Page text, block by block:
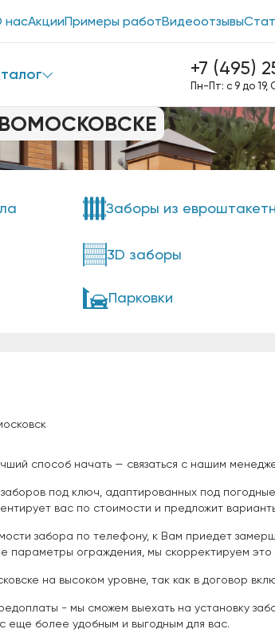
насАкцииПримеры работВидеоотзывы
+7 (495)
Пн-Пт: с 9 до 19,
Заборы из
3D заборы
Парковки
способ начать — связаться с нашим
под ключ, адаптированных под
вас по стоимости и предложит
забора по телефону, к Вам приедет
параметры ограждения, мы скорректируем
на высоком уровне, так как в договор
- мы сможем выехать на установку
еще более удобным и выгодным для вас.